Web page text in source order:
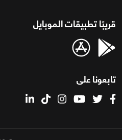
قريبًا تطبيقات الموبايل
تابعونا على